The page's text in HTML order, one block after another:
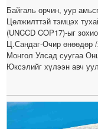
Байгаль орчин, уур
Цөлжилттэй тэмцэх
(UNCCD COP17)-ыг
Ц.Сандаг-Очир өнөөдөр
Монгол Улсад суугаа
Юксэлийг хүлээн авч